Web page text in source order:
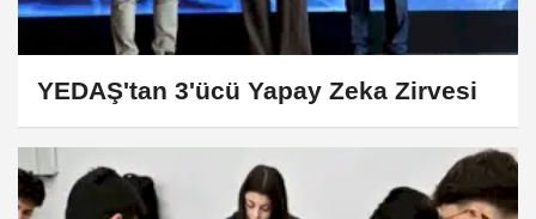
YEDAŞ'tan 3'ücü Yapay Zeka Zirvesi